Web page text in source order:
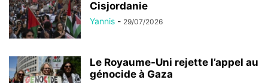
Cisjordanie
Yannis - 29/07/2026
Le Royaume-Uni rejette l’appel au
génocide à Gaza